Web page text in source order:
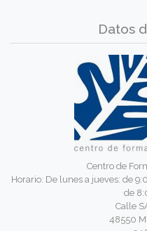
Datos
Centro de
Horario: De lunes a jueves: de
de
Calle
48550